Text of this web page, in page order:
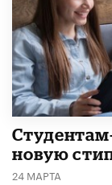
новую
24 МАРТА